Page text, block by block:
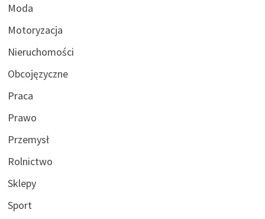
Moda
Motoryzacja
Nieruchomości
Obcojęzyczne
Praca
Prawo
Przemysł
Rolnictwo
Sklepy
Sport